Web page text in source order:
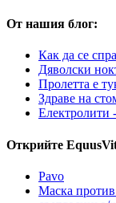
От нашия блог:
Как да се
Дяволски
Пролетта е
Здраве на
Електролити
Открийте
Pavo
Маска